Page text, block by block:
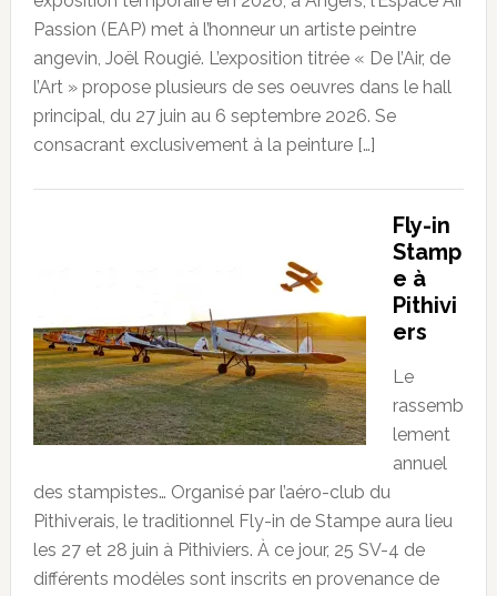
Passion (EAP) met à l’honneur un artiste peintre
angevin, Joël Rougié. L’exposition titrée « De l’Air, de
l’Art » propose plusieurs de ses oeuvres dans le hall
principal, du 27 juin au 6 septembre 2026. Se
consacrant exclusivement à la peinture […]
Fly-in
Stamp
e à
Pithivi
ers
Le
rassemb
lement
annuel
des stampistes… Organisé par l’aéro-club du
Pithiverais, le traditionnel Fly-in de Stampe aura lieu
les 27 et 28 juin à Pithiviers. À ce jour, 25 SV-4 de
différents modèles sont inscrits en provenance de